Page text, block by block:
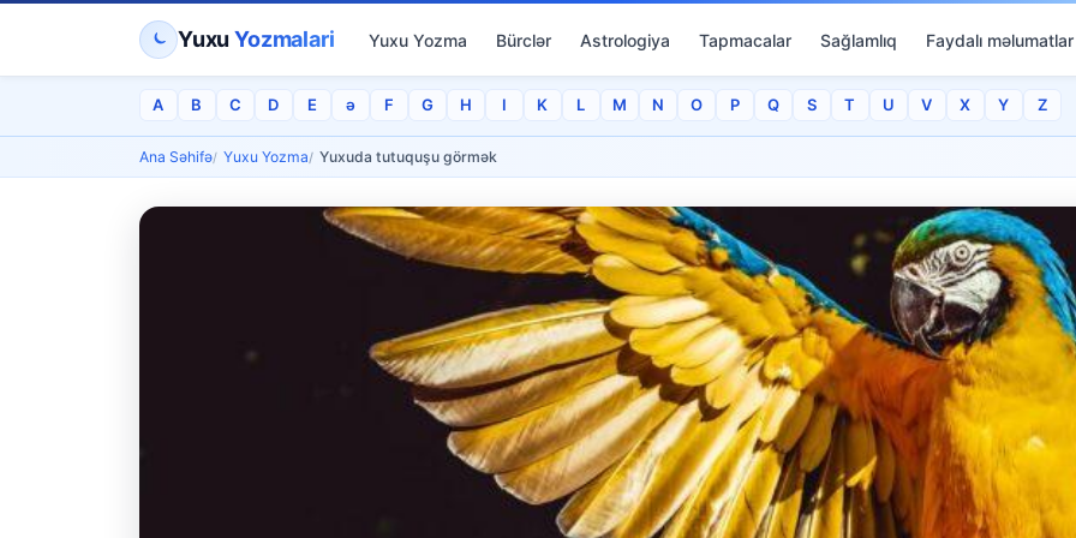
YuxuYozmalari Yuxu Yozma Bürclər Astrologiya Tapmacalar Sağlamlıq Faydalı məlumatlar
A B C D E ə F G H I K L M N O P Q S T U V X Y Z
Ana Səhifə Yuxu Yozma Yuxuda tutuquşu görmək